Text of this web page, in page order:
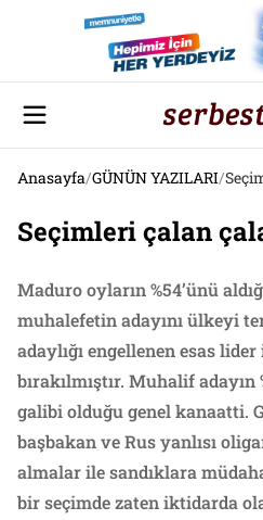
Anasayfa/GÜNÜN YAZILARI/
Seçimleri çalan
Maduro oyların %54’ünü
muhalefetin adayını ülkeyi
adaylığı engellenen esas
bırakılmıştır. Muhalif
galibi olduğu genel kanaatti.
başbakan ve Rus yanlısı
almalar ile sandıklara
bir seçimde zaten iktidarda